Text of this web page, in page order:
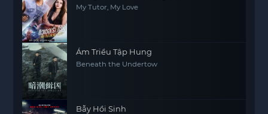
My Tutor, My Love
Ám Triều Tập Hung
Beneath the Undertow
Bẫy Hồi Sinh